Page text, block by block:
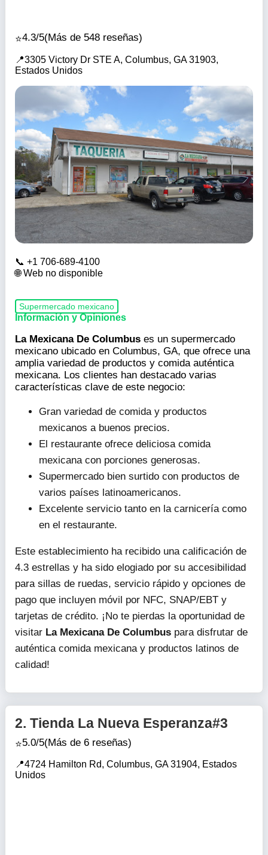
+1 706-689-4100
Web no disponible
4.3/5(Más de 548 reseñas)
3305 Victory Dr STE A, Columbus, GA 31903,
Estados Unidos
Supermercado mexicano
Información y Opiniones
La Mexicana De Columbus es un supermercado
mexicano ubicado en Columbus, GA, que ofrece una
amplia variedad de productos y comida auténtica
mexicana. Los clientes han destacado varias
características clave de este negocio:
Gran variedad de comida y productos
mexicanos a buenos precios.
El restaurante ofrece deliciosa comida
mexicana con porciones generosas.
Supermercado bien surtido con productos de
varios países latinoamericanos.
Excelente servicio tanto en la carnicería como
en el restaurante.
Este establecimiento ha recibido una calificación de
4.3 estrellas y ha sido elogiado por su accesibilidad
para sillas de ruedas, servicio rápido y opciones de
pago que incluyen móvil por NFC, SNAP/EBT y
tarjetas de crédito. ¡No te pierdas la oportunidad de
visitar La Mexicana De Columbus para disfrutar de
auténtica comida mexicana y productos latinos de
calidad!
2. Tienda La Nueva Esperanza#3
5.0/5(Más de 6 reseñas)
4724 Hamilton Rd, Columbus, GA 31904, Estados
Unidos